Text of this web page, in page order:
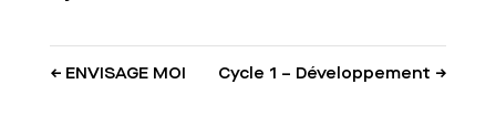
←ENVISAGE MOI Cycle 1 – Développement →